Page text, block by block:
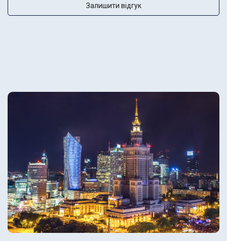
Залишити відгук